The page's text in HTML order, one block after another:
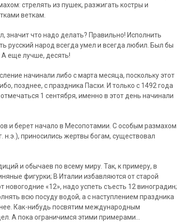
стрелять из пушек, разжигать костры и
веткам.
значит что надо делать? Правильно! Исполнить
русский народ всегда умел и всегда любил. Был бы
еще лучше, десять!
начинали либо с марта месяца, поскольку этот
позднее, с праздника Пасхи. И только с 1492 года
1 сентября, именно в этот день начинали
и берет начало в Месопотамии. С особым размахом
приносились жертвы богам, существовал
и обычаев по всему миру. Так, к примеру, в
фигурки; В Италии избавляются от старой
«12», надо успеть съесть 12 виноградин;
всю посуду водой, а с наступлением праздника
Как-нибудь посвятим международным
А пока ограничимся этими примерами…